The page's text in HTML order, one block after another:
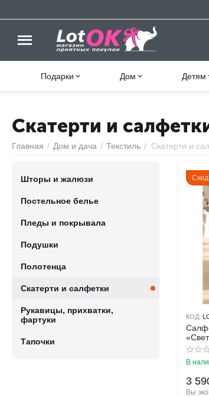
Подарки Дом Детям
Скатерти и
Главная / Дом и дача / Текстиль / Скатерти и
КОД:
В
3
Вы
Шторы и жалюзи
Постельное белье
Пледы и покрывала
Подушки
Полотенца
Скатерти и салфетки
Рукавицы, прихватки,
фартуки
Тапочки